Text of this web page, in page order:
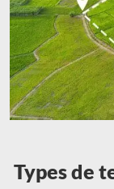
Types de